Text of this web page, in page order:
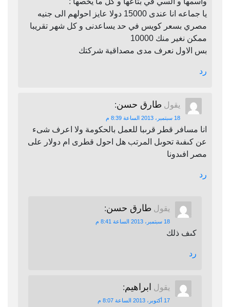
يا جماعه انا عندى 15000 دولا عايز احولهم الى جنيه
مصري بسعر كويس في حد يساعدنى و كل شهر تقريبا
ممكن نغير منك 10000
بس الاول نعرف مدى مصداقية شركتك
رد
يقول طارق حسن:
18 سبتمبر، 2013 الساعة 8:39 م
انا مسافر قطر قرىبا للعمل بالحكومة ولا اعرف شىء
عن كىفىة تحوىل المرتب هل احول قطرى ام دولار على
مصر افىدونا
رد
يقول طارق حسن:
18 سبتمبر، 2013 الساعة 8:41 م
كىف ذلك
رد
يقول ابراهيم:
17 أكتوبر، 2013 الساعة 8:07 م